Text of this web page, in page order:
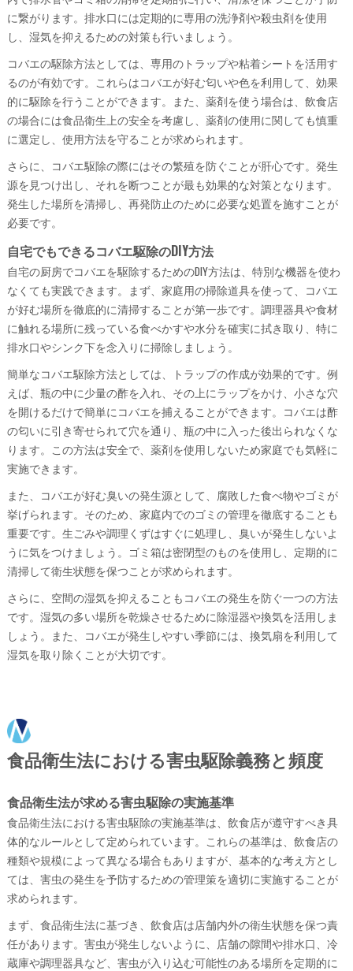
に繋がります。排水口には定期的に専用の洗浄剤や殺虫剤を使用
し、湿気を抑えるための対策も行いましょう。
コバエの駆除方法としては、専用のトラップや粘着シートを活用す
るのが有効です。これらはコバエが好む匂いや色を利用して、効果
的に駆除を行うことができます。また、薬剤を使う場合は、飲食店
の場合には食品衛生上の安全を考慮し、薬剤の使用に関しても慎重
に選定し、使用方法を守ることが求められます。
さらに、コバエ駆除の際にはその繁殖を防ぐことが肝心です。発生
源を見つけ出し、それを断つことが最も効果的な対策となります。
発生した場所を清掃し、再発防止のために必要な処置を施すことが
必要です。
自宅でもできるコバエ駆除のDIY方法
自宅の厨房でコバエを駆除するためのDIY方法は、特別な機器を使わ
なくても実践できます。まず、家庭用の掃除道具を使って、コバエ
が好む場所を徹底的に清掃することが第一歩です。調理器具や食材
に触れる場所に残っている食べかすや水分を確実に拭き取り、特に
排水口やシンク下を念入りに掃除しましょう。
簡単なコバエ駆除方法としては、トラップの作成が効果的です。例
えば、瓶の中に少量の酢を入れ、その上にラップをかけ、小さな穴
を開けるだけで簡単にコバエを捕えることができます。コバエは酢
の匂いに引き寄せられて穴を通り、瓶の中に入った後出られなくな
ります。この方法は安全で、薬剤を使用しないため家庭でも気軽に
実施できます。
また、コバエが好む臭いの発生源として、腐敗した食べ物やゴミが
挙げられます。そのため、家庭内でのゴミの管理を徹底することも
重要です。生ごみや調理くずはすぐに処理し、臭いが発生しないよ
うに気をつけましょう。ゴミ箱は密閉型のものを使用し、定期的に
清掃して衛生状態を保つことが求められます。
さらに、空間の湿気を抑えることもコバエの発生を防ぐ一つの方法
です。湿気の多い場所を乾燥させるために除湿器や換気を活用しま
しょう。また、コバエが発生しやすい季節には、換気扇を利用して
湿気を取り除くことが大切です。
食品衛生法における害虫駆除義務と頻度
食品衛生法が求める害虫駆除の実施基準
食品衛生法における害虫駆除の実施基準は、飲食店が遵守すべき具
体的なルールとして定められています。これらの基準は、飲食店の
種類や規模によって異なる場合もありますが、基本的な考え方とし
ては、害虫の発生を予防するための管理策を適切に実施することが
求められます。
まず、食品衛生法に基づき、飲食店は店舗内外の衛生状態を保つ責
任があります。害虫が発生しないように、店舗の隙間や排水口、冷
蔵庫や調理器具など、害虫が入り込む可能性のある場所を定期的に